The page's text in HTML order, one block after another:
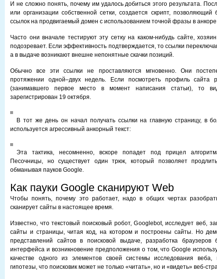
И не сложно понять, почему им удалось добиться этого результата.
или организации собственной сетки, создается скрипт, позволяющий
ссылок на продвигаемый домен с использованием точной фразы в
Часто они вначале тестируют эту сетку на каком-нибудь сайте,
подозревает. Если эффективность подтверждается, то ссылки
а в выдаче возникают внешне непонятные скачки позиций.
Обычно все эти ссылки не проставляются мгновенно. Они
протяжении одной–двух недель. Если посмотреть профиль сайта
(занимавшего первое место в момент написания статьи), то
зарегистрирован 19 октября.
В тот же день он начал получать ссылки на главную страницу, в
используется агрессивный анкорный текст:
Эта тактика, несомненно, вскоре попадет под прицел
Песочницы, но существует один трюк, который позволяет
обманывая пауков Google.
Как пауки Google сканируют Web
Чтобы понять, почему это работает, надо в общих чертах
сканирует сайты в настоящее время.
Известно, что текстовый поисковый робот, Googlebot, исследует веб,
сайты и страницы, читая код, на котором и построены сайты. Но
представлений сайтов в поисковой выдаче, разработка браузеров
интерфейса и возникновение предположения о том, что Google
качестве одного из элементов своей системы исследования
гипотезы, что поисковик может не только «читать», но и «видеть» веб-